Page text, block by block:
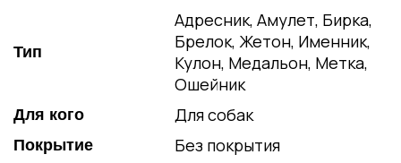
Тип
Адресник, Амулет, Бирка,
Брелок, Жетон, Именник,
Кулон, Медальон, Метка,
Ошейник
Для кого Для собак
Покрытие Без покрытия